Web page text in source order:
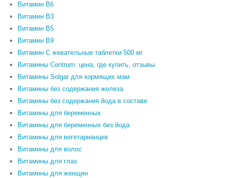
Витамин B6
Витамин В3
Витамин В5
Витамин В9
Витамин С жевательные таблетки 500 мг
Витамины Centrum: цена, где купить, отзывы
Витамины Solgar для кормящих мам
Витамины без содержания железа
Витамины без содержания йода в составе
Витамины для беременных
Витамины для беременных без йода
Витамины для вегетарианцев
Витамины для волос
Витамины для глаз
Витамины для женщин